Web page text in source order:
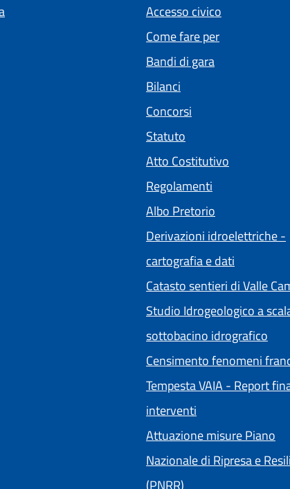
Accesso civico
Come fare per
Bandi di gara
Bilanci
Concorsi
Statuto
Atto Costitutivo (apre in
Regolamenti
Albo Pretorio
Derivazioni idroelettriche -
cartografia e dati
Catasto sentieri di Valle
Studio Idrogeologico a
sottobacino idrografico
Censimento fenomeni
Tempesta VAIA - Report
interventi
Attuazione misure Piano
Nazionale di Ripresa e